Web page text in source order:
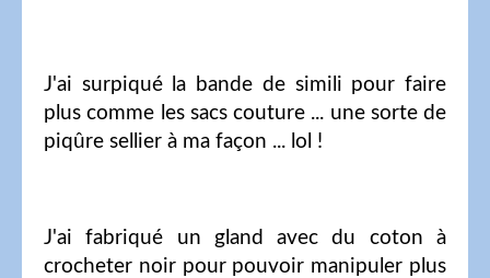
J'ai surpiqué la bande de simili pour faire
plus comme les sacs couture ... une sorte de
piqûre sellier à ma façon ... lol !
J'ai fabriqué un gland avec du coton à
crocheter noir pour pouvoir manipuler plus